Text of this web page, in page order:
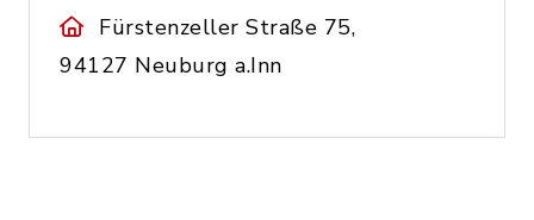
Fürstenzeller Straße 75,
94127 Neuburg a.Inn